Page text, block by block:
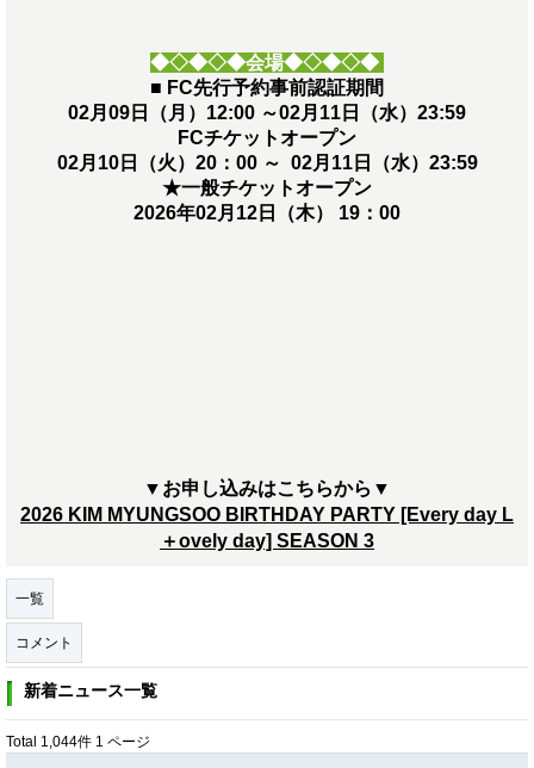
◆◇◆◇◆会場◆◇◆◇◆
■ FC先行予約事前認証期間
02月09日（月）12:00 ～02月11日（水）23:59
FCチケットオープン
02月10日（火）20：00 ～ 02月11日（水）23:59
★一般チケットオープン
2026年02月12日（木） 19：00
▼お申し込みはこちらから▼
2026 KIM MYUNGSOO BIRTHDAY PARTY [Every day L
＋ovely day] SEASON 3
一覧
コメント
新着ニュース一覧
Total 1,044件 1 ページ